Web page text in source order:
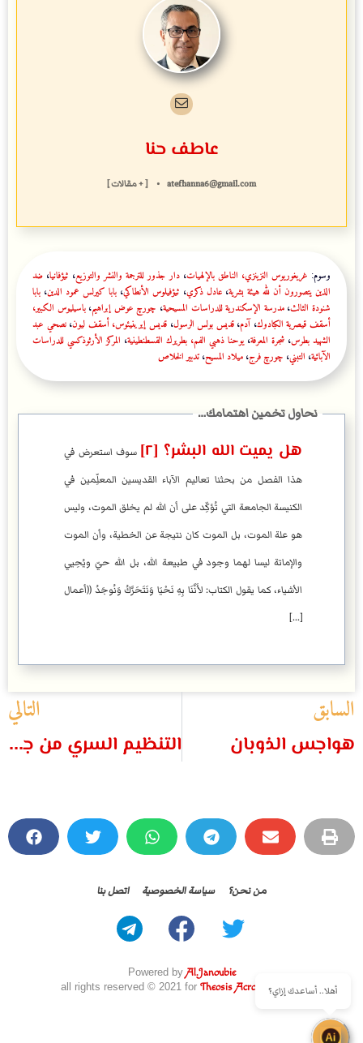
عاطف حنا
atefhanna6@gmail.com
• [ + مقالات ]
وسوم: غريغوريوس النزينزي، الناطق بالإلهيات،دار جذور للترجمة والنشر والتوزيع، ثيؤفانيا، ضد
الذين يتصورون أن لله هيئة بشرية، عادل ذكري، ثيؤفيلوس الأنطاكي، بابا كيرلس عمود الدين، بابا
شنودة الثالث،مدرسة الإسكندرية للدراسات المسيحية، چورچ عوض إبراهيم،باسيليوس الكبير،
أسقف قيصرية الكبادوك، آدم،قديس بولس الرسول،قديس إيرينيئوس، أسقف ليون،نصحي عبد
الشهيد بطرس، شجرة المعرفة،يوحنا ذهبي الفم، بطريرك القسطنطينية، المركز الأرثوذكسي للدراسات
الآبائية، التبني، چورچ فرج، ميلاد المسيح،تدبير الخلاص
هل يميت الله البشر؟ [٢]
سوف استعرض في
هذا الفصل من بحثنا تعاليم الآباء القديسين المعلِّمين في
الكنيسة الجامعة التي تُؤكِّد على أن الله لم يخلق الموت، وليس
هو علة الموت، بل الموت كان نتيجة عن الخطية، وأن الموت
والإماتة ليسا لهما وجود في طبيعة الله، بل الله حيّ ويُحِيي
الأشياء، كما يقول الكتاب: لأَنَّنَا بِهِ نَحْيَا وَنَتَحَرَّكُ وَنُوجَدُ ((أعمال
[...]
السابق
هواجس الذوبان
التالي
التنظيم السري من جديد
Powered by Al.Janoubie
all rights reserved © 2021 for Theosis Across Borders
من نحن؟ سياسة الخصوصية اتصل بنا
أهلا.. أساعدك إزاي؟